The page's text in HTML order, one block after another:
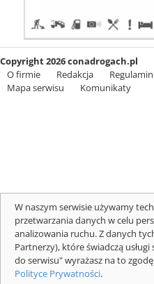
Copyright 2026 conadrogach.pl
O firmie
Redakcja Regulamin
Mapa serwisu
Komunikaty
W naszym serwisie używamy
przetwarzania danych w celu
analizowania ruchu. Z danych
Partnerzy), które świadczą
do serwisu" wyrażasz na to
Polityce Prywatności.